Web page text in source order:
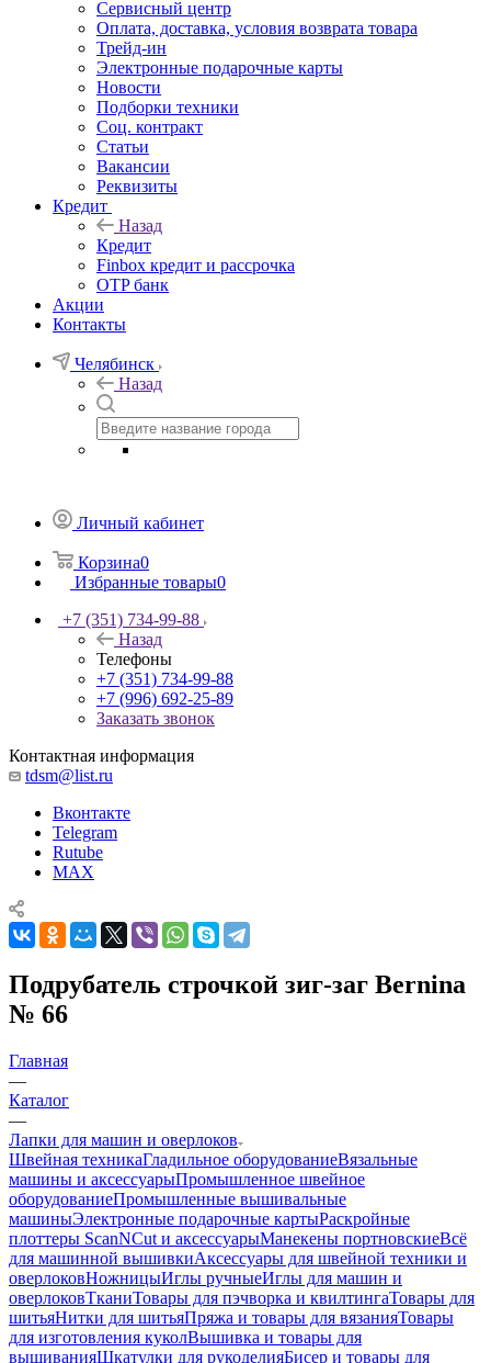
Сервисный центр
Оплата, доставка, условия возврата товара
Трейд-ин
Электронные подарочные карты
Новости
Подборки техники
Соц. контракт
Статьи
Вакансии
Реквизиты
Кредит
Назад
Кредит
Finbox кредит и рассрочка
OTP банк
Акции
Контакты
Челябинск
Назад
Личный кабинет
Корзина0
Избранные товары0
+7 (351) 734-99-88
Назад
Телефоны
+7 (351) 734-99-88
+7 (996) 692-25-89
Заказать звонок
Контактная информация
tdsm@list.ru
Вконтакте
Telegram
Rutube
MAX
Подрубатель строчкой зиг-заг Bernina
№ 66
Главная
—
Каталог
—
Лапки для машин и оверлоков
Швейная техникаГладильное оборудованиеВязальные
машины и аксессуарыПромышленное швейное
оборудованиеПромышленные вышивальные
машиныЭлектронные подарочные картыРаскройные
плоттеры ScanNCut и аксессуарыМанекены портновскиеВсё
для машинной вышивкиАксессуары для швейной техники и
оверлоковНожницыИглы ручныеИглы для машин и
оверлоковТканиТовары для пэчворка и квилтингаТовары для
шитьяНитки для шитьяПряжа и товары для вязанияТовары
для изготовления куколВышивка и товары для
вышиванияШкатулки для рукоделияБисер и товары для